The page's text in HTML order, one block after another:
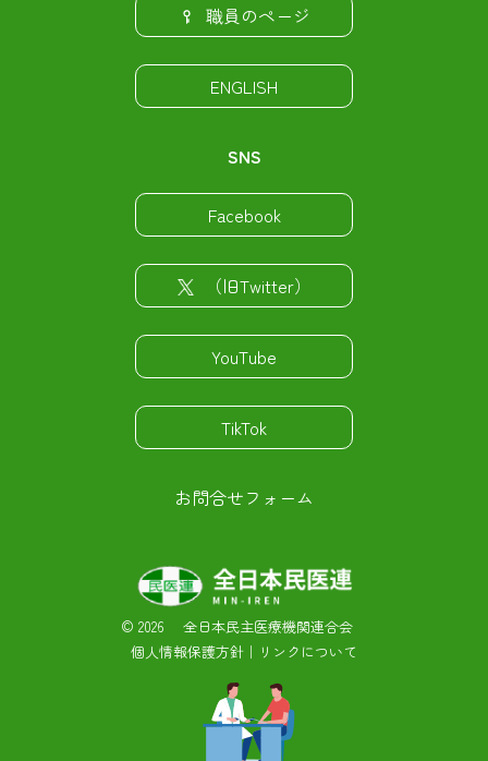
職員のページ
ENGLISH
SNS
Facebook
（旧Twitter）
YouTube
TikTok
お問合せフォーム
© 2026 全日本民主医療機関連合会
個人情報保護方針 ｜ リンクについて